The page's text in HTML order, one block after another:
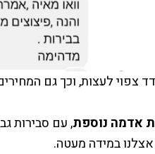
צפוי לעצות, וכך גם
אדמה נוספת, עם סבירות
במידה מעטה.